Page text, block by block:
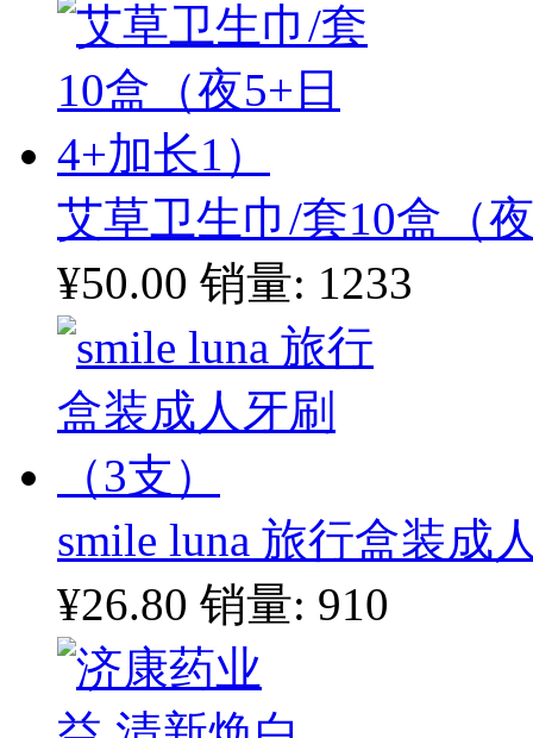
艾草卫生巾/套10盒（
¥50.00 销量: 1233
smile luna 旅行盒装成
¥26.80 销量: 910